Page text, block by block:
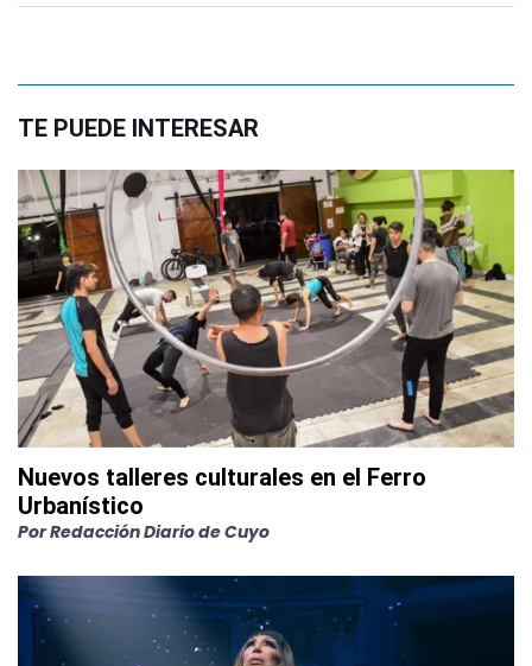
TE PUEDE INTERESAR
Nuevos talleres culturales en el Ferro
Urbanístico
PorRedacción Diario de Cuyo